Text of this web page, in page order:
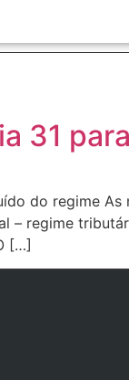
31
do regime
– regime
[…]